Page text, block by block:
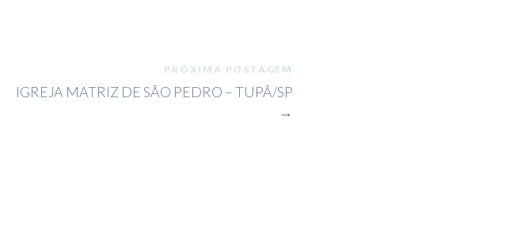
PRÓXIMA POSTAGEM
IGREJA MATRIZ DE SÃO PEDRO – TUPÃ/SP
→